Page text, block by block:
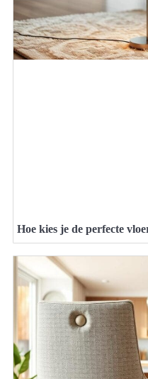
Hoe kies je de perfecte